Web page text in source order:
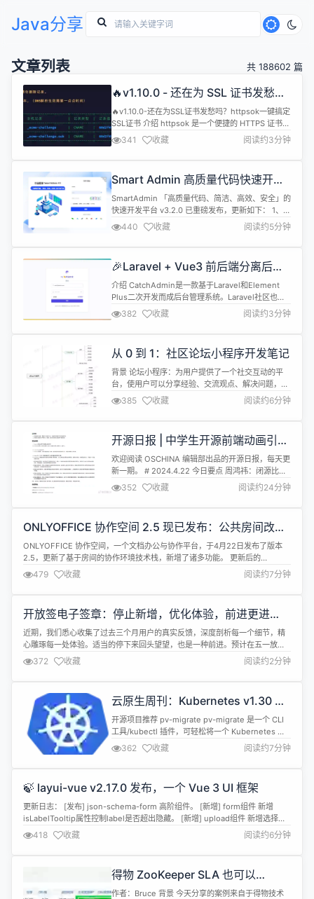
Java分享
文章列表 共 188602 篇
🔥v1.10.0 - 还在为 SSL 证书发愁
吗？httpsok 一键搞定 SSL 证书
🔥v1.10.0-还在为SSL证书发愁吗？httpsok一键搞定
SSL证书 介绍 httpsok 是一个便捷的 HTTPS 证书自
动续签工具，专为 Nginx 、OpenResty 服务器设
计。已服务众多中小企业，稳定、安全、可靠。 一行
命令，一分钟轻松搞定SSL证书自动续期 v1.10.0版本
✅IPv6检...
341 收藏 阅读约3分钟
Smart Admin 高质量代码快速开发
平台 3.2.0 发布，新增多项功能
SmartAdmin 「高质量代码、简洁、高效、安全」的
快速开发平台 v3.2.0 已重磅发布，更新如下： 1、
【新增】左侧菜单Logo和标题固定 2、【新增】
Excel导出添加水印 3、【优化】长时间不在线自动
返回登录页 4、【优化】移除sa-token的 token-
4.2.0 6、【优...
440 收藏 阅读约5分钟
🎉Laravel + Vue3 前后端分离后端
框架 CatchAdmin v3.2.3 发布
介绍 CatchAdmin是一款基于Laravel和Element
Plus二次开发而成后台管理系统。Laravel社区也有
许多非常优秀的后台管理系统，例如Nova, 官方出
品，当然是收费的，免费的有基于Livewire的
Filament，还有不得不说的Laravel Admin。
Laravel框架仅仅作为A...
382 收藏 阅读约3分钟
从 0 到 1：社区论坛小程序开发笔记
背景 论坛小程序：为用户提供了一个社交互动的平
台，使用户可以分享经验、交流观点、解决问题，促
进社区成员之间的互动和交流。 用户可以在论坛小程
序上发布有关各种话题的帖子，分享自己的知识、经
验和见解，帮助其他用户获取信息和解决问题。 用户
可以通过参与论坛讨论，扩展自己的知识面，学习他
人的经验和见解，促进个人成长和进步。 功能规划
管理端： 栏目管理：提供一级分类...
385 收藏 阅读约6分钟
开源日报 | 中学生开源前端动画引
擎；全球首个Llama3 8B中文版开源
模型；联想电脑恐出局；Linus讽刺
AI炒作
欢迎阅读 OSCHINA 编辑部出品的开源日报，每天更
新一期。 # 2024.4.22 今日要点 周鸿祎：闭源比开
源好？Llama 3 已经给出最好答案 周鸿祎在微博回应
了近日被指 “攻击李厂长”（百度 CEO 李彦宏）的报
道： 这两天有人挑事儿，说我攻击李厂长。我一直是
的，李厂长说闭源好，是 16 号在北京讲...
352 收藏 阅读约24分钟
ONLYOFFICE 协作空间 2.5 现已发布：公共房间改
进、用户群组等更新
ONLYOFFICE 协作空间，一个文档办公与协作平台，于4月22日发布了版本
2.5，更新了基于房间的协作环境技术栈，新增了诸多功能。 更新后的
ONLYOFFICE 协作空间全平台新增诸多功能，包括：连接第三方服务储存公共
房间的数据、用户群组、存储空间额度分配、嵌入预设、数据导入、支持多个
协作空间等。 关于ONLYOFFICE 协作空间 ONLYOFFI...
479 收藏 阅读约7分钟
开放签电子签章：停止新增，优化体验，前进更进
（五一假期前工作）
近期，我们悉心收集了过去三个月用户的真实反馈，深度剖析每一个细节，精
心雕琢每一处体验。适当的停下来回头望望，也是一种前进。预计在五一放假
后完成以下工作： 一、系统部署优化： 1. 稳定运行，简化部署：平台配置存取
测试及Bug修复，确保系统稳定；前端config.json动态获取优化，灵活适配需
求；网站配置动态获取与测试，实现个性化配置实时生效；单域名部署方案...
372 收藏 阅读约2分钟
云原生周刊：Kubernetes v1.30 发
布
开源项目推荐 pv-migrate pv-migrate 是一个 CLI
工具/kubectl 插件，可轻松将一个 Kubernetes 的
内容迁移 PersistentVolumeClaim 到另一个
Kubernetes。 Claudie Claudie 是一个云原生的
Kubernetes 管理平台，具备跨多个云提供商和本地
362 收藏 阅读约7分钟
🍃 layui-vue v2.17.0 发布，一个 Vue 3 UI 框架
更新日志： [发布] json-schema-form 高阶组件。 [新增] form组件 新增
isLabelTooltip属性控制label是否超出隐藏。 [新增] upload组件 新增选择文
件后"on-change"回调事件。 [新增] table组件 新增单元格双击事件（cell-
double）。 [新增] table组件 标题插槽新增column，...
418 收藏 阅读约6分钟
得物 ZooKeeper SLA 也可以
99.99%丨最佳实践
作者：Bruce 背景 今天分享的案例来自于得物技术